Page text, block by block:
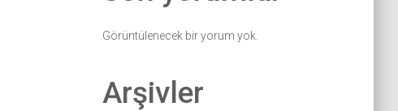
Görüntülenecek bir yorum yok.
Arşivler